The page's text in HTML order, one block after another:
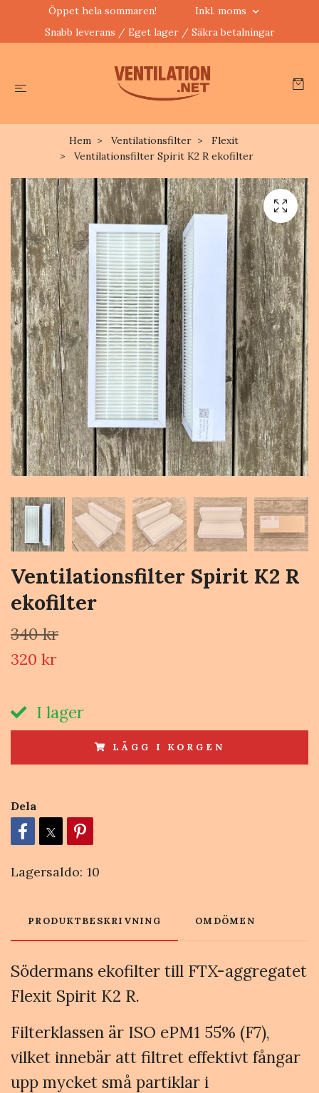
Öppet hela sommaren!
Inkl. moms
Snabb leverans / Eget lager / Säkra betalningar
Hem Ventilationsfilter
Flexit
Ventilationsfilter Spirit K2 R ekofilter
Ventilationsfilter Spirit K2 R
ekofilter
340 kr
320 kr
I lager
LÄGG I KORGEN
Dela
Lagersaldo: 10
PRODUKTBESKRIVNING OMDÖMEN
Södermans ekofilter till FTX-aggregatet
Flexit Spirit K2 R.
Filterklassen är ISO ePM1 55% (F7),
vilket innebär att filtret effektivt fångar
upp mycket små partiklar i